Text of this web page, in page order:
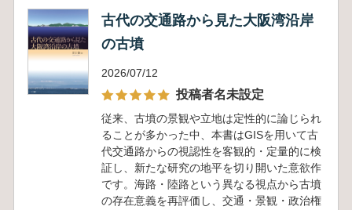
古代の交通路から見た大阪湾沿岸
の古墳
2026/07/12
投稿者名未設定
従来、古墳の景観や立地は定性的に論じられ
ることが多かった中、本書はGISを用いて古
代交通路からの視認性を客観的・定量的に検
証し、新たな研究の地平を切り開いた意欲作
です。海路・陸路という異なる視点から古墳
の存在意義を再評価し、交通・景観・政治権